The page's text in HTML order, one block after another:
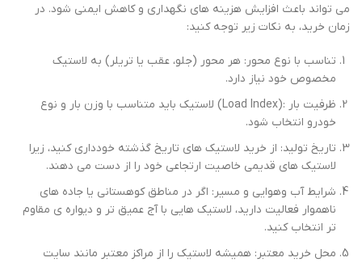
می‌ تواند باعث افزایش هزینه‌ های نگهداری و کاهش ایمنی شود. در
زمان خرید، به نکات زیر توجه کنید:
تناسب با نوع محور: هر محور (جلو، عقب یا تریلر) به لاستیک
مخصوص خود نیاز دارد.
ظرفیت بار :(Load Index) لاستیک باید متناسب با وزن بار و نوع
خودرو انتخاب شود.
تاریخ تولید: از خرید لاستیک‌ های تاریخ گذشته خودداری کنید، زیرا
لاستیک‌ های قدیمی خاصیت ارتجاعی خود را از دست می‌ دهند.
شرایط آب ‌وهوایی و مسیر: اگر در مناطق کوهستانی یا جاده ‌های
ناهموار فعالیت دارید، لاستیک‌ هایی با آج عمیق ‌تر و دیواره‌ ی مقاوم
‌تر انتخاب کنید.
محل خرید معتبر: همیشه لاستیک را از مراکز معتبر مانند سایت